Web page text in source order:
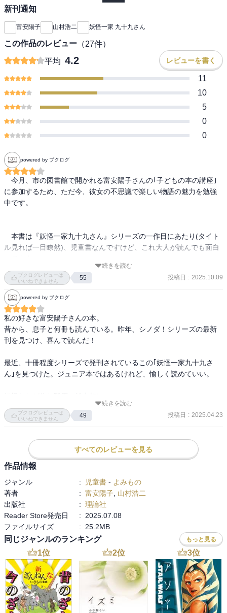
新刊通知
富安陽子 山村浩二 妖怪一家 九十九さん
この作品のレビュー （27件）
平均 4.2 レビューを書く
11
10
5
0
0
powered by ブクログ
今月、市の図書館で開かれる富安陽子さんの｢子どもの本の講座｣
に参加するため、ただ今、彼女の不思議で楽しい物語の魅力を勉強
中です。
本書は『妖怪一家九十九さん』シリーズの一作目にあたり(タイト
ル見れば一目瞭然)、児童書なんですけど、これ大人が読んでも面白
まず設定が面白くて、元々妖怪たちが住んでいた自然を切り崩し
て、人間たちが巨大な団地｢化野原団地(アダシノハラだんち)｣を建設
したことに対して市役所に抗議に行った、妖怪一同代表の｢ヌラリヒ
ョン｣に対して提案されたのが、『人間たちとの共生』であり、そこ
には自分たちのことは棚に上げて、理不尽な回答しかしない人間も
いるけれど、先住者にあたる妖怪たちに敬意を表して、何とかお互
語に於いてグッとくる要素だけではなく、何よりも富安さん自身の
『私はこうしたいんだ』というメッセージを、思いきり感じ取るこ
そして、それに対するアイデアも、雷を起こして空を走り回る｢雷
獣｣には、広々とした屋上庭園を造った恩恵として、団地全体の自家
ィンウィンの関係を築くことができることには、人間同士のそれに
も応用できそうで、とても興味深い。
ということで、いろんなアイデアを出し合って妖怪たちを団地内
のそれぞれの家に配置していった結果、残った七妖怪は一つの家族
のように皆で集まって、東町三丁目B棟の地下十二階の家で暮らすこ
とになった、これが『九十九さん一家』の始まりである。
その注目の家族構成は、ヌラリヒョンパパ、ろくろっ首ママ、見
越し入道おじいちゃん、やまんばおばあちゃん、子どもたちは、一
くん(一つ目小僧)、マアくん(アマノジャクのぼうや)、女の子のさっ
ちゃん(サトリ)と、元はそれぞれに一匹だけで独立して暮らしてきた
妖怪たちが、人間の町の中で一匹だけで暮らすのは不安だという声
に配慮して誕生した一家ではあるのだが、果たして、このメンバー
で上手くやっていくことはできるのか？
続きを読む
ブクログレビューは
いいねできません
55 投稿日 : 2025.10.09
powered by ブクログ
私の好きな富安陽子さんの本。
昔から、息子と何冊も読んでいる。昨年、シノダ！シリーズの最新
刊を見つけ、喜んで読んだ！
最近、十冊程度シリーズで発刊されているこの｢妖怪一家九十九さ
ん｣を見つけた。ジュニア本ではあるけれど、愉しく読めていい。
団地ができることになった！
大変！妖怪を代表して、ヌラリヒョンが役所に行く。あちこちの窓
のことで“地域共生課”が話を聞いてくれた。なんと、話をする前に何
を相談しにきたか････特別な課だった。
妖怪だけではない、河童、天狗、
狼たちも相手にしてくれていた。
役所に妖怪担当だなんて････
でも、担当窓口があり、優しい人間がいたから人間界と問題を起こ
さないよう、助けてもらえたのかもしれない。
九十九一家、としてヌラリヒョン
お父さん、ろくろっ首お母さん、
やまんばのおばあちゃん、見越し入道おじいちゃん、一つ目小僧と
アマノジャクのぼうや･･･といっても妖怪だから、もう本当は大人だ
そして、人の心を見抜くサトリと
いう女の子。
続きを読む
ブクログレビューは
いいねできません
49 投稿日 : 2025.04.23
すべてのレビューを見る
作品情報
ジャンル : 児童書 - よみもの
著者
: 富安陽子 山村浩二
出版社
: 理論社
Reader Store発売日
:
2025.07.08
ファイルサイズ
: 25.2MB
同じジャンルのランキング もっと見る
1位 2位 3位